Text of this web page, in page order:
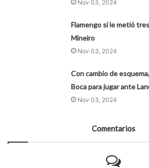
Nov 03, 2024
Flamengo sí le metió
Mineiro
Nov 03, 2024
Con cambio de
Boca para jugar ante
Nov 03, 2024
Comentarios